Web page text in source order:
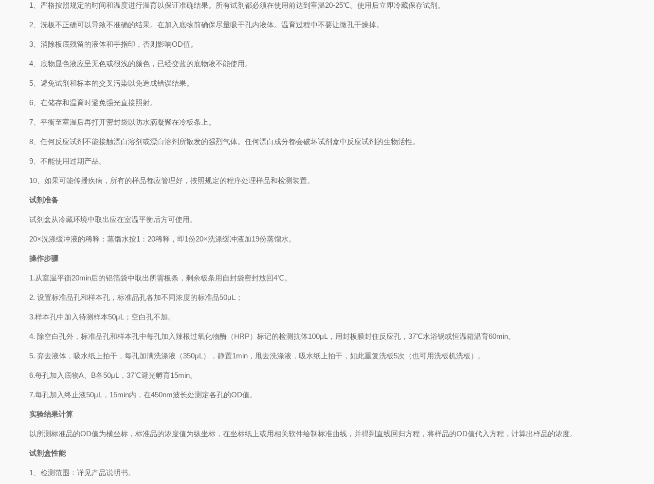
1、 严格按照规定的时间和温度进行温育以保证准确结果。所有试剂都必须在使用前达到室温20-25℃。使用后立即冷藏保存试剂。
2、 洗板不正确可以导致不准确的结果。在加入底物前确保尽量吸干孔内液体。温育过程中不要让微孔干燥掉。
3、 消除板底残留的液体和手指印，否则影响OD值。
4、 底物显色液应呈无色或很浅的颜色，已经变蓝的底物液不能使用。
5、 避免试剂和标本的交叉污染以免造成错误结果。
6、 在储存和温育时避免强光直接照射。
7、 平衡至室温后再打开密封袋以防水滴凝聚在冷板条上。
8、 任何反应试剂不能接触漂白溶剂或漂白溶剂所散发的强烈气体。任何漂白成分都会破坏试剂盒中反应试剂的生物活性。
9、 不能使用过期产品。
10、 如果可能传播疾病，所有的样品都应管理好，按照规定的程序处理样品和检测装置。
试剂准备
试剂盒从冷藏环境中取出应在室温平衡后方可使用。
20×洗涤缓冲液的稀释：蒸馏水按1 ： 20稀释，即1份20×洗涤缓冲液加19份蒸馏水。
操作步骤
1.从室温平衡20min后的铝箔袋中取出所需板条，剩余板条用自封袋密封放回4℃。
2. 设置标准品孔和样本孔，标准品孔各加不同浓度的标准品50μL ；
3.样本孔中加 入待测样本50μL ；空白孔不加。
4. 除空白孔外，标准品孔和样本孔中每孔加入辣根过氧化物酶（HRP）标记的检测抗体100μL ，用封板膜封住反应孔， 37℃水浴锅或恒温箱温育60min。
5. 弃去液体，吸水纸上拍干，每孔加满洗涤液 （350μL ） ，静置1min ，甩去洗涤液，吸水纸上拍干，如此重复洗板5次（也可用洗板机洗板）。
6.每孔加入底物A B各50μL ， 37℃避光孵育15min。
7.每孔加入终止液50μL ， 15min内，在450nm波长处测定各孔的OD值。
实验结果计算
以 所测标准品的OD值为横坐标， 标准品的浓度值为纵坐标，在坐标纸上或用相关软件绘制 标准曲线 ，并得到 直线回归方程 ， 将样品的OD值代入方程，计算出样品的浓度。
试剂盒性能
1、检测范围： 详见产品说明书。